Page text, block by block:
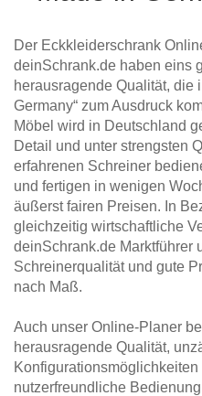
Der Eckkleiderschrank
deinSchrank.de haben eins
herausragende Qualität, die
Germany“ zum Ausdruck
Möbel wird in Deutschland
Detail und unter strengsten
erfahrenen Schreiner
und fertigen in wenigen
äußerst fairen Preisen. In
gleichzeitig wirtschaftliche
deinSchrank.de Marktführer
Schreinerqualität und gute
nach Maß.
Auch unser Online-Planer
herausragende Qualität,
nutzerfreundliche